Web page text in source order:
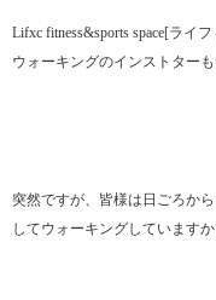
Lifxc fitness&sports space[ライ
ウォーキングのインストターも
突然ですが、皆様は日ごろか
してウォーキングしていますか